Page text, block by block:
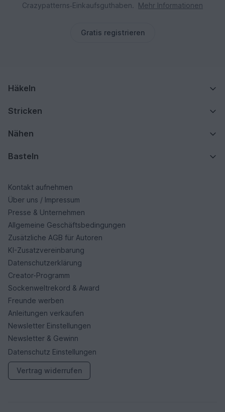
Crazypatterns‑Einkaufsguthaben.
Mehr Informationen
Gratis registrieren
Häkeln
Stricken
Nähen
Basteln
Kontakt aufnehmen
Über uns / Impressum
Presse & Unternehmen
Allgemeine Geschäftsbedingungen
Zusätzliche AGB für Autoren
KI-Zusatzvereinbarung
Datenschutzerklärung
Creator-Programm
Sockenweltrekord & Award
Freunde werben
Anleitungen verkaufen
Newsletter Einstellungen
Newsletter & Gewinn
Datenschutz Einstellungen
Vertrag widerrufen